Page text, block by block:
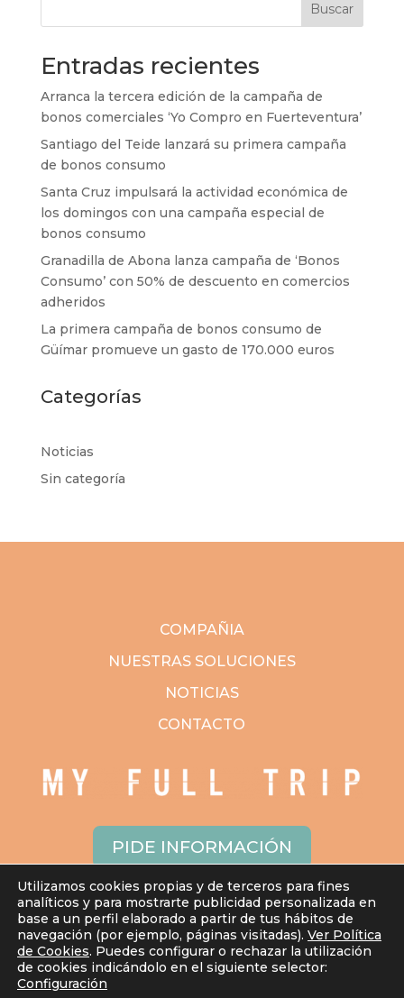
Buscar
Entradas recientes
Arranca la tercera edición de la campaña de
bonos comerciales ‘Yo Compro en Fuerteventura’
Santiago del Teide lanzará su primera campaña
de bonos consumo
Santa Cruz impulsará la actividad económica de
los domingos con una campaña especial de
bonos consumo
Granadilla de Abona lanza campaña de ‘Bonos
Consumo’ con 50% de descuento en comercios
adheridos
La primera campaña de bonos consumo de
Güímar promueve un gasto de 170.000 euros
Categorías
Noticias
Sin categoría
COMPAÑIA
NUESTRAS SOLUCIONES
NOTICIAS
CONTACTO
PIDE INFORMACIÓN
© 2024MY FULL TRIP| Aviso Legal|Política de Privacidad|Política
Utilizamos cookies propias y de terceros para fines
analíticos y para mostrarte publicidad personalizada en
base a un perfil elaborado a partir de tus hábitos de
navegación (por ejemplo, páginas visitadas). Ver Política
de Cookies. Puedes configurar o rechazar la utilización
de cookies indicándolo en el siguiente selector:
Configuración